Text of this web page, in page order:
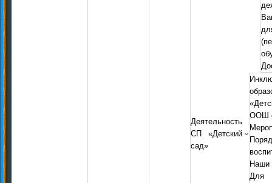
Деятельность
СП «Детский
сад»
ООШ
Наши
Для